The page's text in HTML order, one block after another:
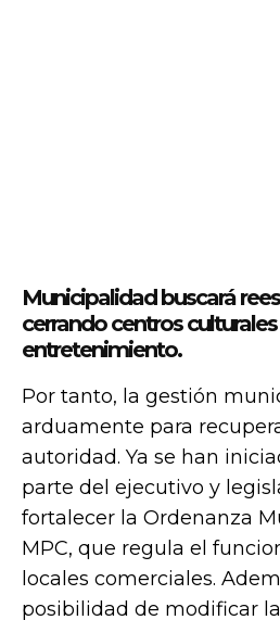
Municipalidad buscará
cerrando centros
entretenimiento.
Por tanto, la gestión
arduamente para
autoridad. Ya se han
parte del ejecutivo y
fortalecer la Ordenanza
MPC, que regula el
locales comerciales.
posibilidad de modificar